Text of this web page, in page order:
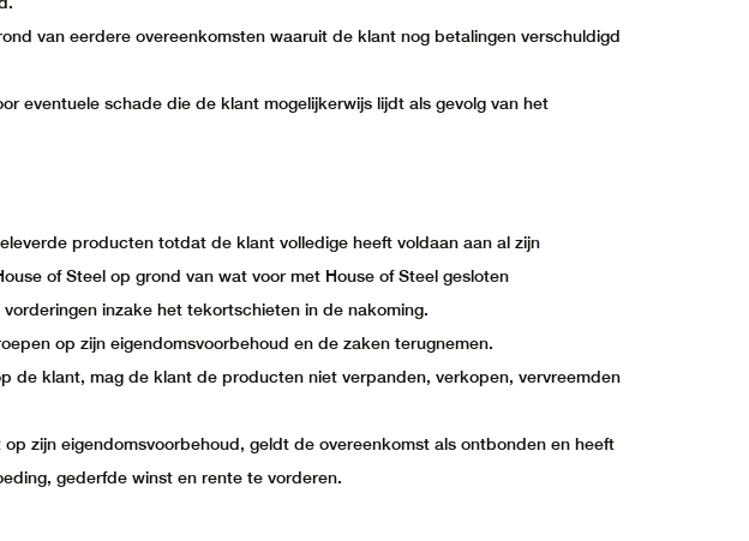
van eerdere overeenkomsten waaruit de klant nog betalingen verschuldigd
eventuele schade die de klant mogelijkerwijs lijdt als gevolg van het
producten totdat de klant volledige heeft voldaan aan al zijn
of Steel op grond van wat voor met House of Steel gesloten
inzake het tekortschieten in de nakoming.
op zijn eigendomsvoorbehoud en de zaken terugnemen.
de klant, mag de klant de producten niet verpanden, verkopen, vervreemden
zijn eigendomsvoorbehoud, geldt de overeenkomst als ontbonden en heeft
gederfde winst en rente te vorderen.